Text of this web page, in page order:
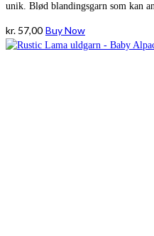
unik. Blød blandingsgarn som kan
kr. 57,00 Buy Now